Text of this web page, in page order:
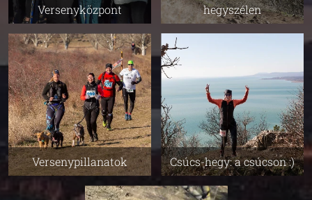
Versenyközpont
hegyszélen
Versenypillanatok Csúcs-hegy: a csúcson :)